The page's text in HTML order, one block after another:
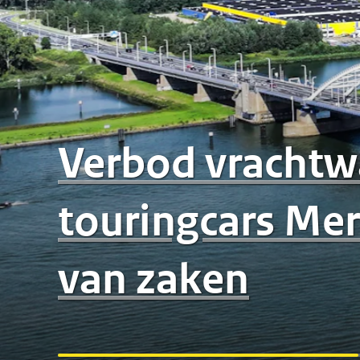
Verbod
touringcars
van zaken
Watertekort:
nodig